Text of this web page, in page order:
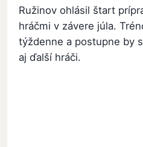
Ružinov ohlásil štart
hráčmi v závere júla.
týždenne a postupne by
aj ďalší hráči.